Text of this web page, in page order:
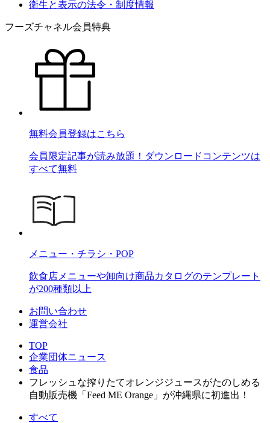
衛生と表示の法令・制度情報
フーズチャネル会員特典
無料会員登録はこちら
会員限定記事が読み放題！ダウンロードコンテンツは
すべて無料
メニュー・チラシ・POP
飲食店メニューや卸向け商品カタログのテンプレート
が200種類以上
お問い合わせ
運営会社
TOP
企業団体ニュース
食品
フレッシュな搾りたてオレンジジュースがたのしめる
自動販売機「Feed ME Orange」が沖縄県に初進出！
すべて